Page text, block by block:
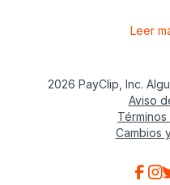
Leer
2026 PayClip, Inc.
Aviso
Cambios